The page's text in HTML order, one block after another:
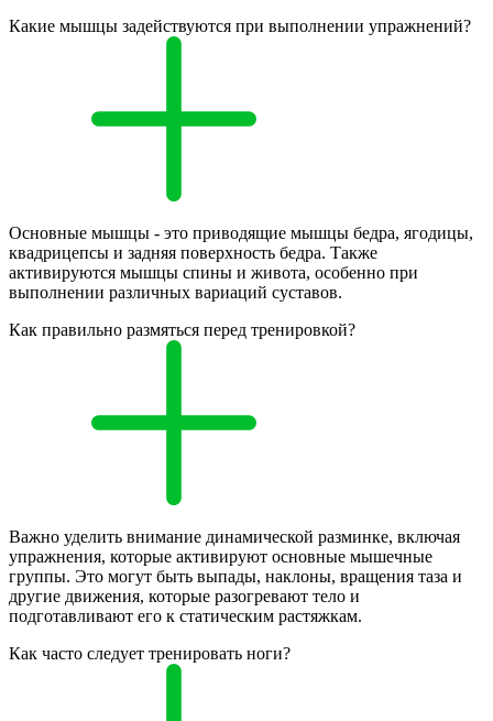
Какие мышцы задействуются при выполнении упражнений?
Основные мышцы - это приводящие мышцы бедра, ягодицы,
квадрицепсы и задняя поверхность бедра. Также
активируются мышцы спины и живота, особенно при
выполнении различных вариаций суставов.
Как правильно размяться перед тренировкой?
Важно уделить внимание динамической разминке, включая
упражнения, которые активируют основные мышечные
группы. Это могут быть выпады, наклоны, вращения таза и
другие движения, которые разогревают тело и
подготавливают его к статическим растяжкам.
Как часто следует тренировать ноги?